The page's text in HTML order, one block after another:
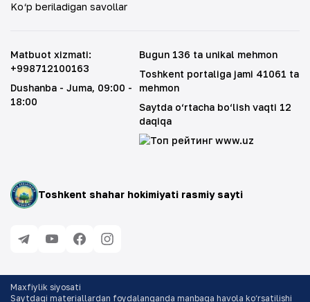
Ko‘p beriladigan savollar
Toshkent shahar hokimiyati rasmiy sayti
Matbuot xizmati:
+998712100163
Dushanba - Juma, 09:00 -
18:00
Bugun 136 ta unikal mehmon
Toshkent portaliga jami 41061 ta
mehmon
Saytda o‘rtacha bo‘lish vaqti 12
daqiqa
Maxfiylik siyosati
Saytdagi materiallardan foydalanganda manbaga havola ko‘rsatilishi